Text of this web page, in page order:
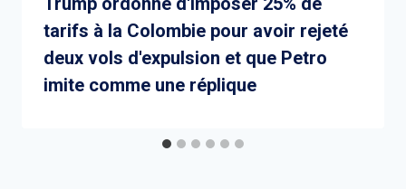
tarifs à la Colombie pour avoir rejeté
deux vols d'expulsion et que Petro
imite comme une réplique